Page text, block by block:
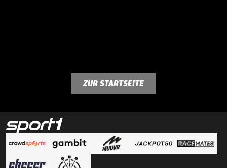
ZUR STARTSEITE